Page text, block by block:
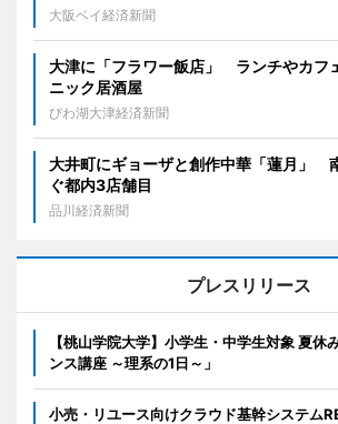
大阪ベイ経済新聞
大津に「フラワー飯店」 ランチやカフ
ニック居酒屋
びわ湖大津経済新聞
大井町にギョーザと創作中華「蓮月」
ぐ都内3店舗目
品川経済新聞
プレスリリース
【桃山学院大学】小学生・中学生対象 夏休
ンス講座 ～理系の1日～」
小売・リユース向けクラウド基幹システム